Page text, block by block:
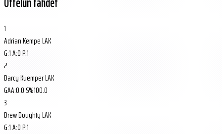
1
Adrian KempeLAK
G:1A:0P:1
2
Darcy KuemperLAK
GAA:0.0S%100.0
3
Drew DoughtyLAK
G:1A:0P:1